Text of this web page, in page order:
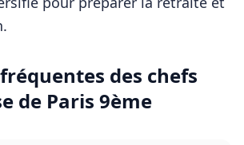
des chefs
de Paris 9ème